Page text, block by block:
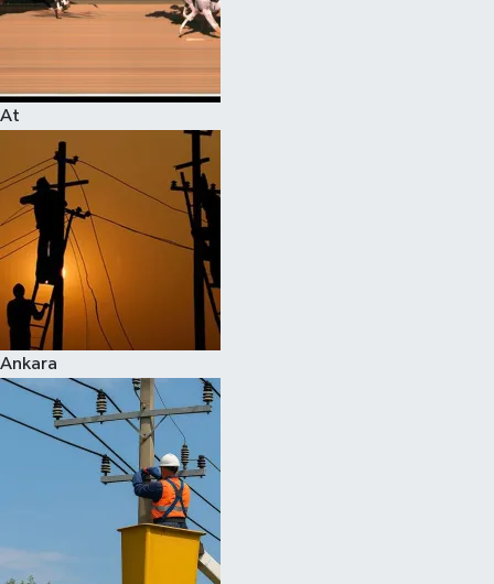
At
Ankara